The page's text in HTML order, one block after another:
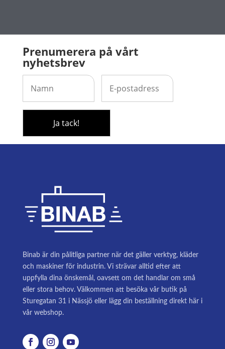
Prenumerera på vårt
nyhetsbrev
Binab är din pålitliga partner när det gäller verktyg, kläder
och maskiner för industrin. Vi strävar alltid efter att
uppfylla dina önskemål, oavsett om det handlar om små
eller stora behov. Välkommen att besöka vår butik på
Sturegatan 31 i Nässjö eller lägg din beställning direkt här i
vår webshop.